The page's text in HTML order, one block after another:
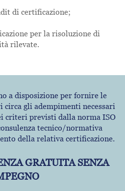
di certificazione;
per la risoluzione di
rilevate.
a disposizione per fornire le
gli adempimenti necessari
criteri previsti dalla norma ISO
tecnico/normativa
della relativa certificazione.
GRATUITA SENZA